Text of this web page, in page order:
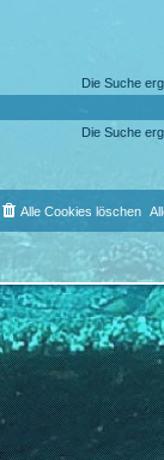
Die Suche
Die Suche
Alle Cookies löschen